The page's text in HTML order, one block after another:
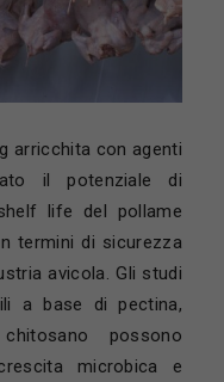
arricchita con agenti
il potenziale di
life del pollame
termini di sicurezza
avicola. Gli studi
a base di pectina,
possono
microbica e